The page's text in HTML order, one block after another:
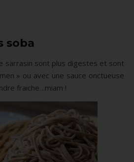
soba
sarrasin sont plus digestes et sont
» ou avec une sauce onctueuse
fraiche…miam !